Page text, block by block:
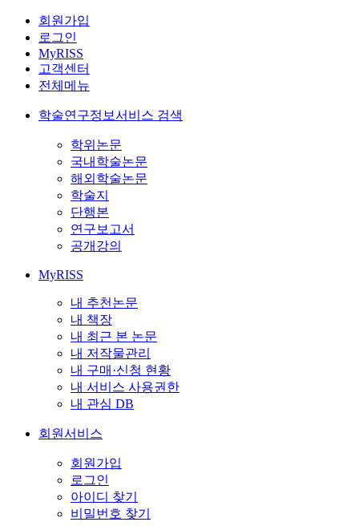
회원가입
로그인
MyRISS
고객센터
전체메뉴
학술연구정보서비스 검색
학위논문
국내학술논문
해외학술논문
학술지
단행본
연구보고서
공개강의
MyRISS
내 추천논문
내 책장
내 최근 본 논문
내 저작물관리
내 구매·신청 현황
내 서비스 사용권한
내 관심 DB
회원서비스
회원가입
로그인
아이디 찾기
비밀번호 찾기